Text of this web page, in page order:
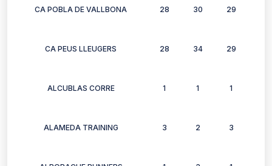
CA POBLA DE VALLBONA 28 30 29
CA PEUS LLEUGERS 28 34 29
ALCUBLAS CORRE 1 1 1
ALAMEDA TRAINING 3 2 3